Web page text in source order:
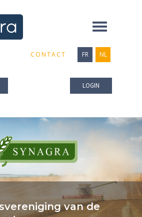
Toggle
CONTACT FR NL
LOGIN
van de